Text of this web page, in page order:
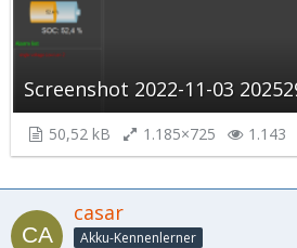
Screenshot 2022-11-03
50,52 kB 1.185×725 1.143
casar
Akku-Kennenlerner